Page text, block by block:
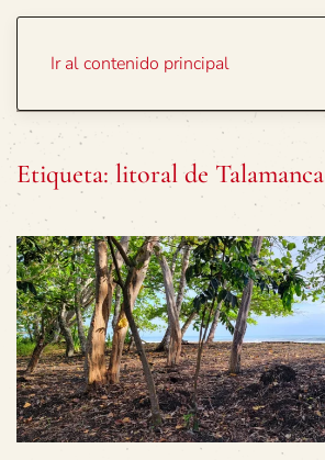
Ir al contenido principal
Etiqueta: litoral de Talamanca